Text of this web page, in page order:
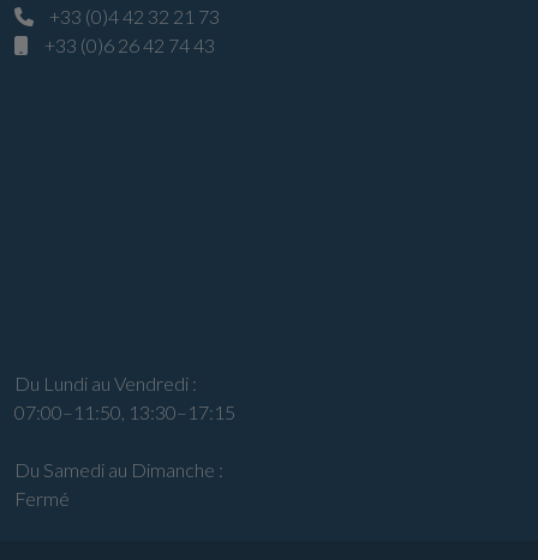
+33 (0)4 42 32 21 73
+33 (0)6 26 42 74 43
Du Lundi au Vendredi :
07:00–11:50, 13:30–17:15
Du Samedi au Dimanche :
Fermé